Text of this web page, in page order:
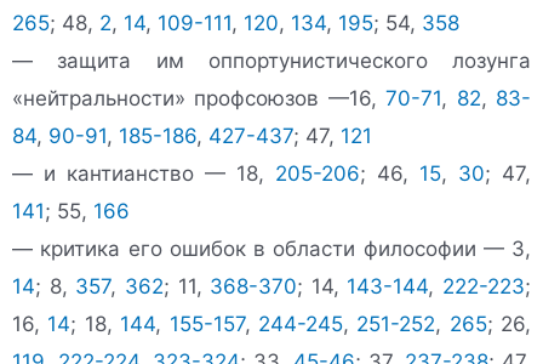
265; 48, 2, 14, 109-111, 120, 134, 195; 54, 358
— защита им оппортунистического лозунга
«нейтральности» профсоюзов —16,70-71, 82, 83-
84, 90-91, 185-186, 427-437; 47, 121
— и кантианство — 18, 205-206; 46, 15, 30; 47,
141; 55, 166
— критика его ошибок в области философии — 3,
14; 8, 357, 362; 11, 368-370; 14, 143-144, 222-223;
16, 14; 18, 144, 155-157, 244-245, 251-252, 265; 26,